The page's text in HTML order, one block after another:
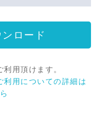
ロード
用頂けます。
利用についての詳細は